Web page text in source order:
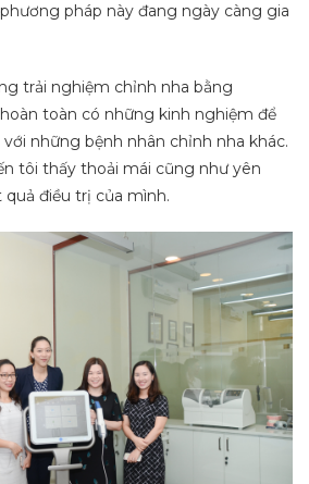
pháp này đang ngày càng gia
trải nghiệm chỉnh nha bằng
toàn có những kinh nghiệm để
những bệnh nhân chỉnh nha khác.
tôi thấy thoải mái cũng như yên
điều trị của mình.